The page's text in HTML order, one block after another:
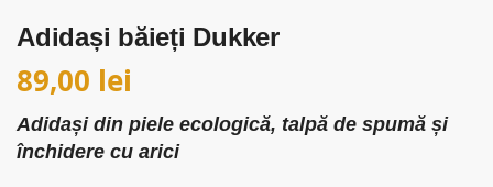
Adidași băieți Dukker
89,00 lei
Adidași din piele ecologică, talpă de spumă și
închidere cu arici